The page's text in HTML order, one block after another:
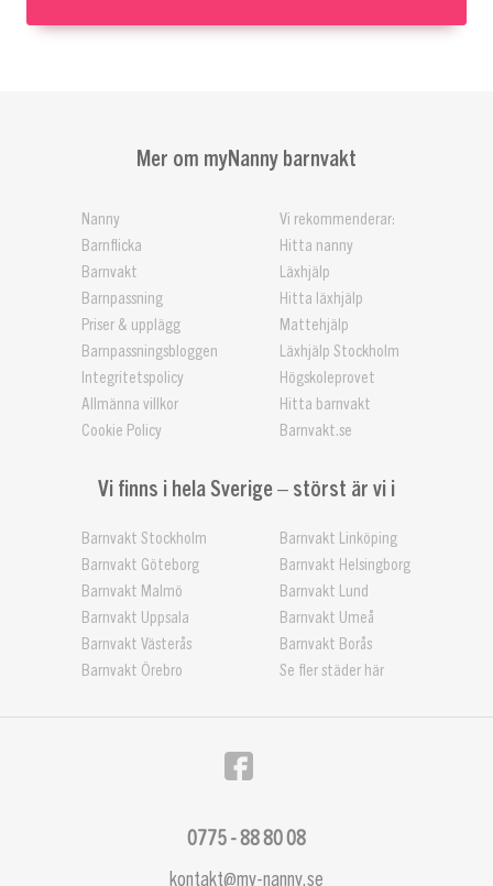
Mer om myNanny barnvakt
Nanny
Barnflicka
Barnvakt
Barnpassning
Priser & upplägg
Barnpassningsbloggen
Integritetspolicy
Allmänna villkor
Cookie Policy
Vi rekommenderar:
Hitta nanny
Läxhjälp
Hitta läxhjälp
Mattehjälp
Läxhjälp Stockholm
Högskoleprovet
Hitta barnvakt
Barnvakt.se
Vi finns i hela Sverige – störst är vi i
Barnvakt Stockholm
Barnvakt Göteborg
Barnvakt Malmö
Barnvakt Uppsala
Barnvakt Västerås
Barnvakt Örebro
Barnvakt Linköping
Barnvakt Helsingborg
Barnvakt Lund
Barnvakt Umeå
Barnvakt Borås
Se fler städer här
kontakt@my-nanny.se
0775 - 88 80 08